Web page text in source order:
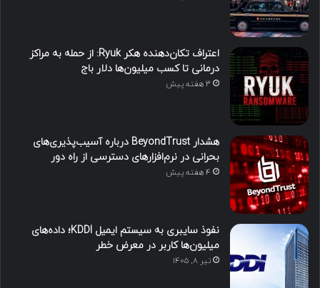
اعتراف تکان‌دهنده هکر Ryuk: از حمله به مراکز
درمانی تا کسب میلیون‌ها دلار باج
3 هفته پیش
هشدار BeyondTrust درباره آسیب‌پذیری‌های
بحرانی در نرم‌افزارهای دسترسی از راه دور
4 هفته پیش
نفوذ سایبری به سیستم ایمیل KDDI؛ داده‌های
میلیون‌ها کاربر در معرض خطر
تیر ۸, ۱۴۰۵